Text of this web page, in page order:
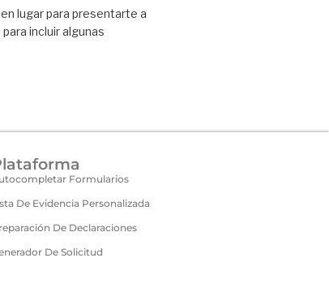
lugar para presentarte a
incluir algunas
Formularios
De Evidencia Personalizada
De Declaraciones
De Solicitud